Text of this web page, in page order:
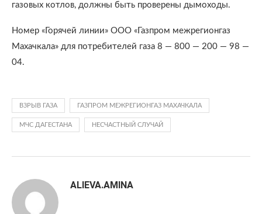
газовых котлов, должны быть проверены дымоходы.
Номер «Горячей линии» ООО «Газпром межрегионгаз
Махачкала» для потребителей газа 8 — 800 — 200 — 98 —
04.
ВЗРЫВ ГАЗА ГАЗПРОМ МЕЖРЕГИОНГАЗ МАХАЧКАЛА
МЧС ДАГЕСТАНА НЕСЧАСТНЫЙ СЛУЧАЙ
ALIEVA.AMINA